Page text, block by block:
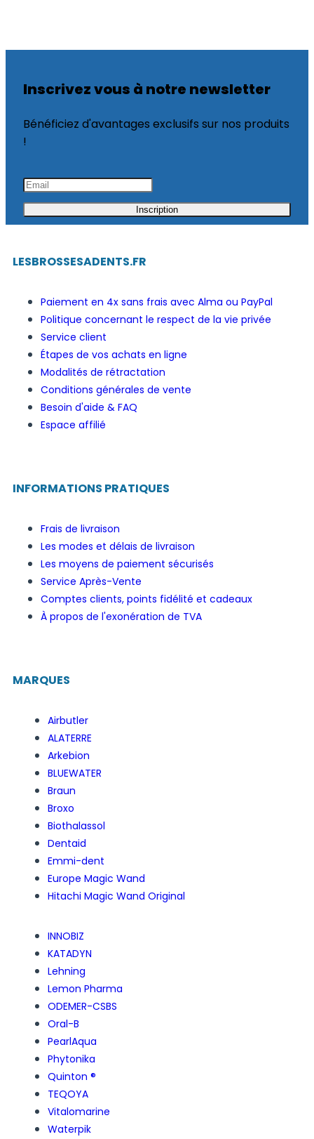
Inscrivez vous à notre newsletter
Bénéficiez d'avantages exclusifs sur nos produits
!
Inscription
LESBROSSESADENTS.FR
Paiement en 4x sans frais avec Alma ou PayPal
Politique concernant le respect de la vie privée
Service client
Étapes de vos achats en ligne
Modalités de rétractation
Conditions générales de vente
Besoin d'aide & FAQ
Espace affilié
INFORMATIONS PRATIQUES
Frais de livraison
Les modes et délais de livraison
Les moyens de paiement sécurisés
Service Après-Vente
Comptes clients, points fidélité et cadeaux
À propos de l'exonération de TVA
MARQUES
Airbutler
ALATERRE
Arkebion
BLUEWATER
Braun
Broxo
Biothalassol
Dentaid
Emmi-dent
Europe Magic Wand
Hitachi Magic Wand Original
INNOBIZ
KATADYN
Lehning
Lemon Pharma
ODEMER-CSBS
Oral-B
PearlAqua
Phytonika
Quinton ®
TEQOYA
Vitalomarine
Waterpik